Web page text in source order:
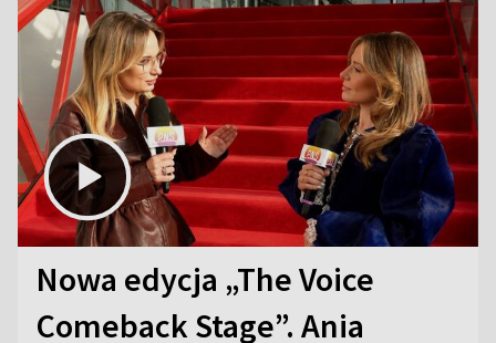
Nowa edycja „The Voice
Comeback Stage”. Ania